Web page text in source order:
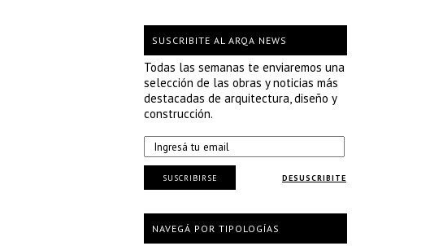
SUSCRIBITE AL ARQA NEWS
Todas las semanas te enviaremos una
selección de las obras y noticias más
destacadas de arquitectura, diseño y
construcción.
DESUSCRIBITE
SUSCRIBIRSE
NAVEGÁ POR TIPOLOGÍAS